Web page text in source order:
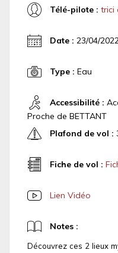
Télé-pilote : trici
Date : 23/04/2022
Type : Eau
Accessibilité :
Proche de BETTANT
Plafond de vol :
Fiche de vol :
Lien Vidéo
Notes :
Découvrez ces 2 lieux